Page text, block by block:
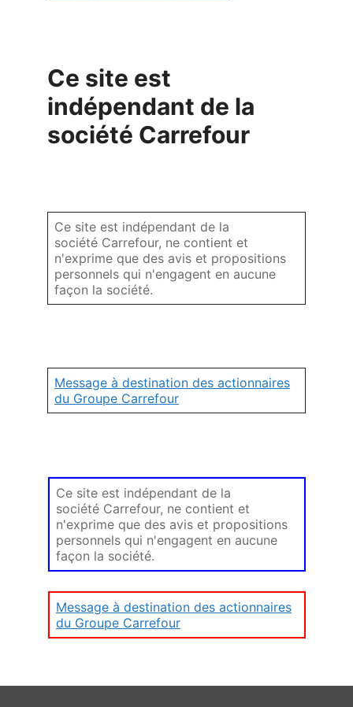
Ce site est
indépendant de la
société Carrefour
Ce site est indépendant de la
société Carrefour, ne contient et
n'exprime que des avis et propositions
personnels qui n'engagent en aucune
façon la société.
Message à destination des actionnaires
du Groupe Carrefour
Ce site est indépendant de la
société Carrefour, ne contient et
n'exprime que des avis et propositions
personnels qui n'engagent en aucune
façon la société.
Message à destination des actionnaires
du Groupe Carrefour